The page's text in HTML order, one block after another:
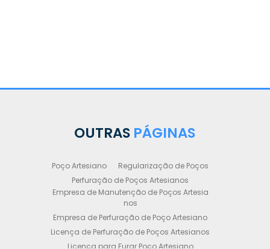
OUTRAS PÁGINAS
Poço Artesiano
Regularização de Poços
Perfuração de Poços Artesianos
Empresa de Manutenção de Poços Artesia
nos
Empresa de Perfuração de Poço Artesiano
Licença de Perfuração de Poços Artesianos
Licença para Furar Poço Artesiano